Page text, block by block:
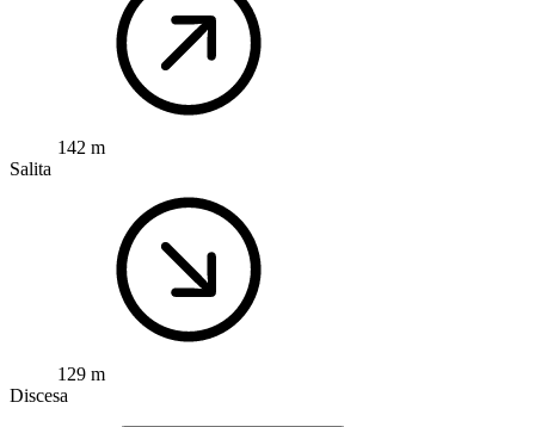
142 m
Salita
129 m
Discesa